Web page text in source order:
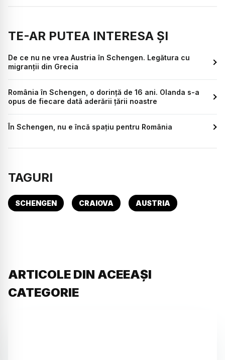
TE-AR PUTEA INTERESA ȘI
De ce nu ne vrea Austria în Schengen. Legătura cu
migranții din Grecia
România în Schengen, o dorință de 16 ani. Olanda s-a
opus de fiecare dată aderării țării noastre
În Schengen, nu e încă spațiu pentru România
TAGURI
SCHENGEN CRAIOVA AUSTRIA
ARTICOLE DIN ACEEAȘI
CATEGORIE